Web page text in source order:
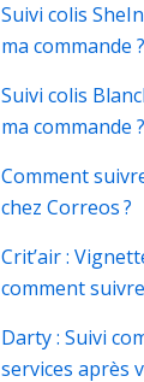
Suivi colis
ma commande ?
Suivi colis
ma commande ?
Comment
chez Correos ?
Crit’air :
comment
Darty : Suivi
services après